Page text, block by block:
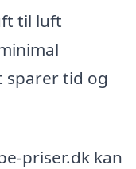
til luft
sparer tid og
priser.dk kan